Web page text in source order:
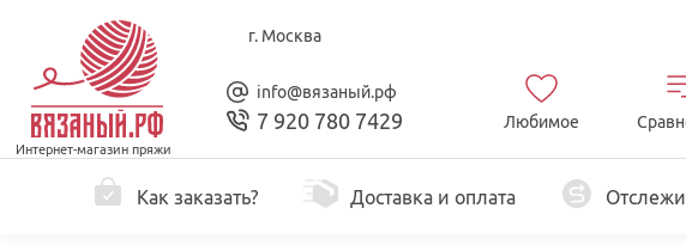
Интернет-магазин пряжи
г. Москва
info@вязаный.рф
7 920 780 7429 Любимое
Как заказать? Доставка и оплата